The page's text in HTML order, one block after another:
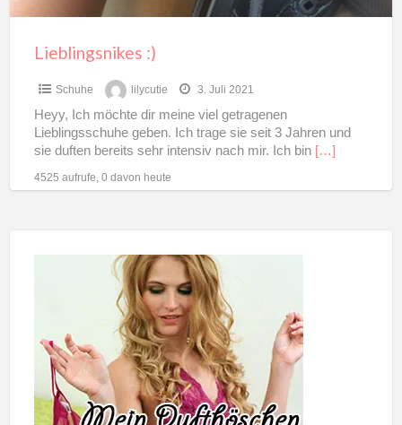
Lieblingsnikes :)
Schuhe lilycutie 3. Juli 2021
Heyy, Ich möchte dir meine viel getragenen
Lieblingsschuhe geben. Ich trage sie seit 3 Jahren und
sie duften bereits sehr intensiv nach mir. Ich bin […]
4525 aufrufe, 0 davon heute